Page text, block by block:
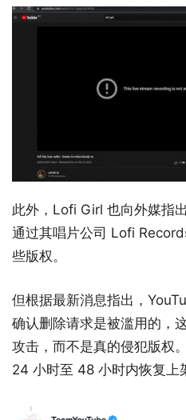
此外，Lofi Girl 也向外媒指
通过其唱片公司 Lofi
些版权。
但根据最新消息指出，
确认删除请求是被滥用的，
攻击，而不是真的侵犯版权
24 小时至 48 小时内恢复上